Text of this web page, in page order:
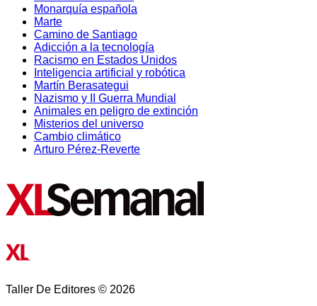
Monarquía española
Marte
Camino de Santiago
Adicción a la tecnología
Racismo en Estados Unidos
Inteligencia artificial y robótica
Martín Berasategui
Nazismo y II Guerra Mundial
Animales en peligro de extinción
Misterios del universo
Cambio climático
Arturo Pérez-Reverte
Taller De Editores © 2026